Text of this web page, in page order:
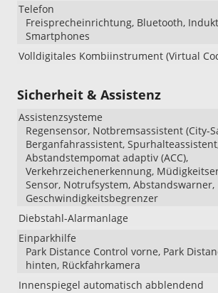
Telefon
Freisprecheinrichtung, Bluetooth,
Smartphones
Volldigitales Kombiinstrument (Virtual
Sicherheit & Assistenz
Assistenzsysteme
Regensensor, Notbremsassistent (City-
Berganfahrassistent,
Abstandstempomat adaptiv (ACC),
Verkehrzeichenerkennung,
Sensor, Notrufsystem, Abstandswarner,
Geschwindigkeitsbegrenzer
Diebstahl-Alarmanlage
Einparkhilfe
Park Distance Control vorne, Park
hinten, Rückfahrkamera
Innenspiegel automatisch abblendend